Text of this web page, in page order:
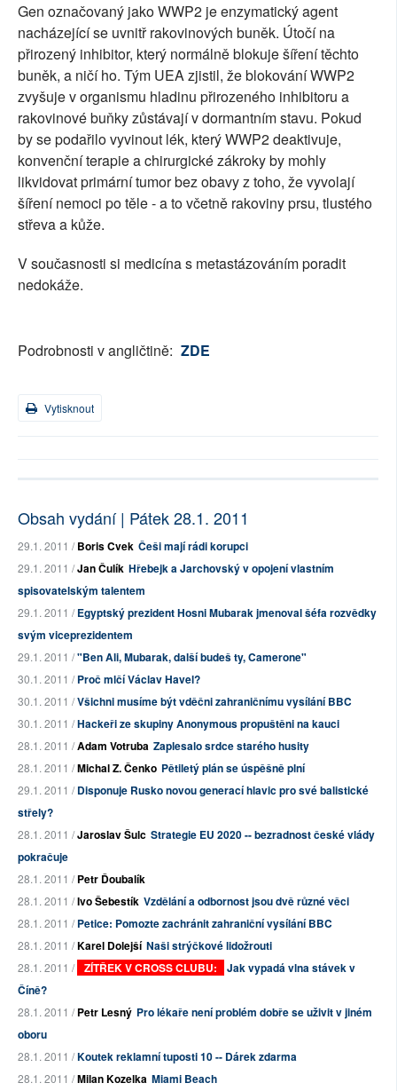
Gen označovaný jako WWP2 je enzymatický agent
nacházející se uvnitř rakovinových buněk. Útočí na
přirozený inhibitor, který normálně blokuje šíření těchto
buněk, a ničí ho. Tým UEA zjistil, že blokování WWP2
zvyšuje v organismu hladinu přirozeného inhibitoru a
rakovinové buňky zůstávají v dormantním stavu. Pokud
by se podařilo vyvinout lék, který WWP2 deaktivuje,
konvenční terapie a chirurgické zákroky by mohly
likvidovat primární tumor bez obavy z toho, že vyvolají
šíření nemoci po těle - a to včetně rakoviny prsu, tlustého
střeva a kůže.
V současnosti si medicína s metastázováním poradit
nedokáže.
Podrobnosti v angličtině: ZDE
Vytisknout
Obsah vydání | Pátek 28.1. 2011
29.1. 2011 /Boris Cvek Češi mají rádi korupci
29.1. 2011 /Jan Čulík Hřebejk a Jarchovský v opojení vlastním
spisovatelským talentem
29.1. 2011 /Egyptský prezident Hosni Mubarak jmenoval šéfa rozvědky
svým viceprezidentem
29.1. 2011 /"Ben Ali, Mubarak, další budeš ty, Camerone"
30.1. 2011 /Proč mlčí Václav Havel?
30.1. 2011 /Všichni musíme být vděčni zahraničnímu vysílání BBC
30.1. 2011 /Hackeři ze skupiny Anonymous propuštěni na kauci
28.1. 2011 /Adam Votruba Zaplesalo srdce starého husity
28.1. 2011 /Michal Z. Čenko Pětiletý plán se úspěšně plní
29.1. 2011 /Disponuje Rusko novou generací hlavic pro své balistické
střely?
28.1. 2011 /Jaroslav Šulc Strategie EU 2020 -- bezradnost české vlády
pokračuje
28.1. 2011 /Petr Ďoubalík
28.1. 2011 /Ivo Šebestík Vzdělání a odbornost jsou dvě různé věci
28.1. 2011 /Petice: Pomozte zachránit zahraniční vysílání BBC
28.1. 2011 /Karel Dolejší Naši strýčkové lidožrouti
28.1. 2011 / ZÍTŘEK V CROSS CLUBU:
Jak vypadá vlna stávek v
Číně?
28.1. 2011 /Petr Lesný Pro lékaře není problém dobře se uživit v jiném
oboru
28.1. 2011 /Koutek reklamní tuposti 10 -- Dárek zdarma
28.1. 2011 /Milan Kozelka Miami Beach